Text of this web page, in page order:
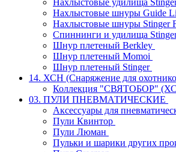
Нахлыстовые шнуры Guide
Нахлыстовые шнуры Stinger
Спиннинги и удилища
Шнур плетеный Berkley
Шнур плетеный Momoi
Шнур плетеный Stinger
14. ХСН (Снаряжение для
Коллекция "СВЯТОБОР"
03. ПУЛИ ПНЕВМАТИЧЕСКИЕ
Аксессуары для
Пули Квинтор
Пули Люман
Пульки и шарики других